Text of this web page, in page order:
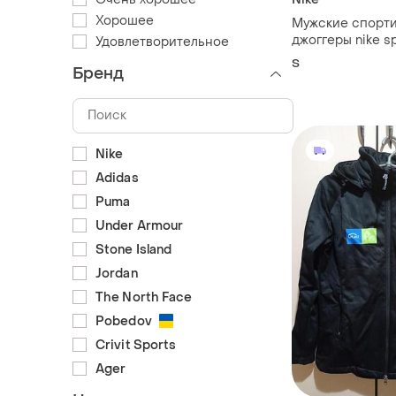
Мужские
джоггеры nike
fleece
S
Хорошее
Удовлетворительное
Бренд
Nike
Adidas
Puma
Under Armour
Stone Island
Jordan
The North Face
Pobedov
Crivit Sports
Ager